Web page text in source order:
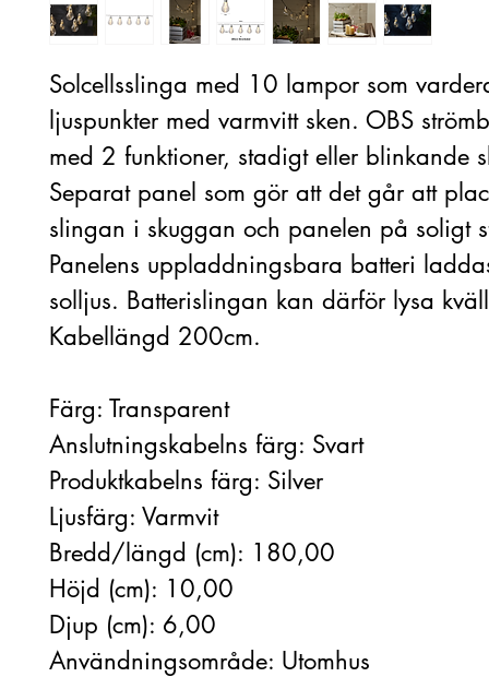
Solcellsslinga med 10 lampor som
ljuspunkter med varmvitt sken. OBS
med 2 funktioner, stadigt eller blinkande
Separat panel som gör att det går att
slingan i skuggan och panelen på soligt
Panelens uppladdningsbara batteri
solljus. Batterislingan kan därför lysa
Kabellängd 200cm.
Färg: Transparent
Anslutningskabelns färg: Svart
Produktkabelns färg: Silver
Ljusfärg: Varmvit
Bredd/längd (cm): 180,00
Höjd (cm): 10,00
Djup (cm): 6,00
Användningsområde: Utomhus